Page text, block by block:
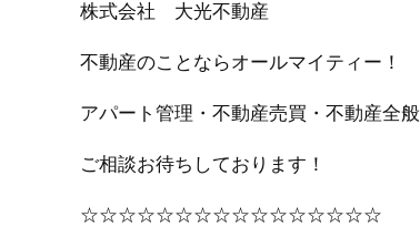
株式会社 大光不動産
不動産のことならオールマイティー！
アパート管理・不動産売買・不動産全般
ご相談お待ちしております！
☆☆☆☆☆☆☆☆☆☆☆☆☆☆☆☆